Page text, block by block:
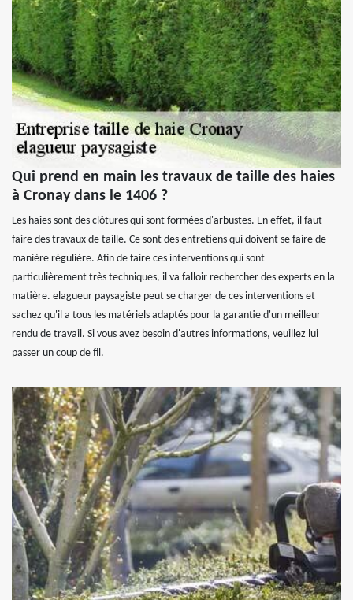
Qui prend en main les travaux de taille des haies
à Cronay dans le 1406 ?
Les haies sont des clôtures qui sont formées d'arbustes. En effet, il faut
faire des travaux de taille. Ce sont des entretiens qui doivent se faire de
manière régulière. Afin de faire ces interventions qui sont
particulièrement très techniques, il va falloir rechercher des experts en la
matière. elagueur paysagiste peut se charger de ces interventions et
sachez qu'il a tous les matériels adaptés pour la garantie d'un meilleur
rendu de travail. Si vous avez besoin d'autres informations, veuillez lui
passer un coup de fil.